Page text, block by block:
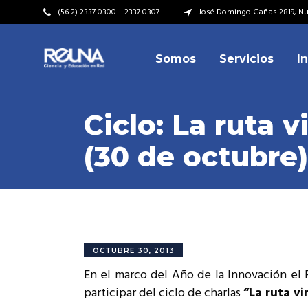
(56 2) 2337 0300 – 2337 0307 José Domingo Cañas 2819,
Somos
Video Institucional
Plan Estratégico
Valores
Historia
Servicios
Video Institucional
Misión – Visión
Valores
Cumplimiento Legal
Ciclo: La ruta
(30 de octubre)
OCTUBRE 30, 2013
En el marco del Año de la Innovación el
participar del ciclo de charlas“La ruta